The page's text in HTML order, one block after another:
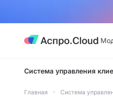
Система управления
Главная Система